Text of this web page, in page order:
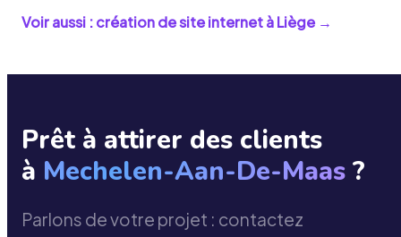
Voir aussi : création de site internet àLiège→
Prêt à attirer des clients
à Mechelen-Aan-De-Maas ?
Parlons de votre projet : contactez